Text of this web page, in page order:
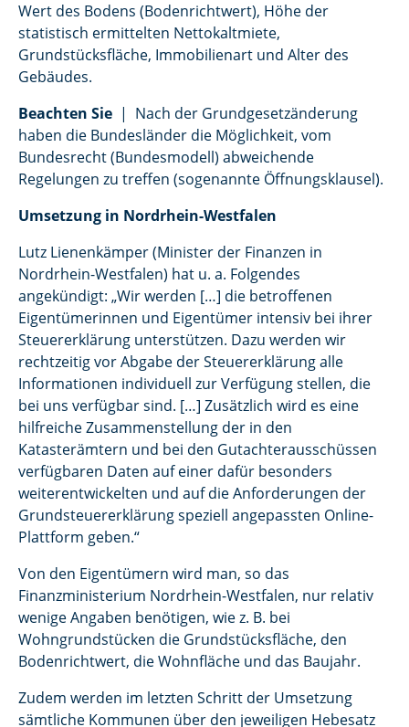
Wert des Bodens (Bodenrichtwert), Höhe der
statistisch ermittelten Nettokaltmiete,
Grundstücksfläche, Immobilienart und Alter des
Gebäudes.
Beachten Sie | Nach der Grundgesetzänderung
haben die Bundesländer die Möglichkeit, vom
Bundesrecht (Bundesmodell) abweichende
Regelungen zu treffen (sogenannte Öffnungsklausel).
Umsetzung in Nordrhein-Westfalen
Lutz Lienenkämper (Minister der Finanzen in
Nordrhein-Westfalen) hat u. a. Folgendes
angekündigt: „Wir werden […] die betroffenen
Eigentümerinnen und Eigentümer intensiv bei ihrer
Steuererklärung unterstützen. Dazu werden wir
rechtzeitig vor Abgabe der Steuererklärung alle
Informationen individuell zur Verfügung stellen, die
bei uns verfügbar sind. […] Zusätzlich wird es eine
hilfreiche Zusammenstellung der in den
Katasterämtern und bei den Gutachterausschüssen
verfügbaren Daten auf einer dafür besonders
weiterentwickelten und auf die Anforderungen der
Grundsteuererklärung speziell angepassten Online-
Plattform geben.“
Von den Eigentümern wird man, so das
Finanzministerium Nordrhein-Westfalen, nur relativ
wenige Angaben benötigen, wie z. B. bei
Wohngrundstücken die Grundstücksfläche, den
Bodenrichtwert, die Wohnfläche und das Baujahr.
Zudem werden im letzten Schritt der Umsetzung
sämtliche Kommunen über den jeweiligen Hebesatz